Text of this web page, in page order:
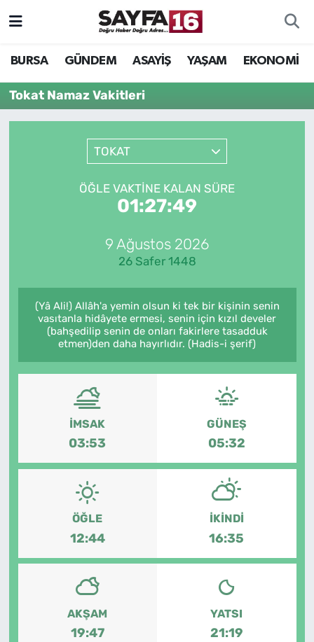
BURSA GÜNDEM ASAYİŞ YAŞAM EKONOMİ
Tokat Namaz Vakitleri
TOKAT
ÖĞLE VAKTINE KALAN SÜRE
01:27:49
9 Ağustos 2026
26 Safer 1448
(Yâ Ali!) Allâh'a yemin olsun ki tek bir kişinin senin
vasıtanla hidâyete ermesi, senin için kızıl develer
(bahşedilip senin de onları fakirlere tasadduk
etmen)den daha hayırlıdır. (Hadis-i şerif)
İMSAK
03:53
GÜNEŞ
05:32
ÖĞLE
12:44
İKINDI
16:35
AKŞAM
19:47
YATSI
21:19
ÖZEL HABER
İNCELEME
MAGAZİN
DÜNYA
EĞİTİM
SAĞLIK
TV REHBERİ
Hava Durumu
Trafik Durumu
TFF 2.Lig Beyaz Grup Puan Durumu ve Fikstür
Tüm Manşetler
Son Dakika Haberleri